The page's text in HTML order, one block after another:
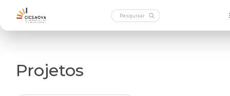
Projetos